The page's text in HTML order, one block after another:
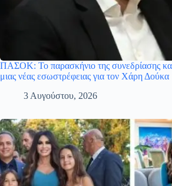
ΠΑΣΟΚ: Το παρασκήνιο της συνεδρίασης
μιας νέας εσωστρέφειας για τον Χάρη Δούκα
3 Αυγούστου, 2026